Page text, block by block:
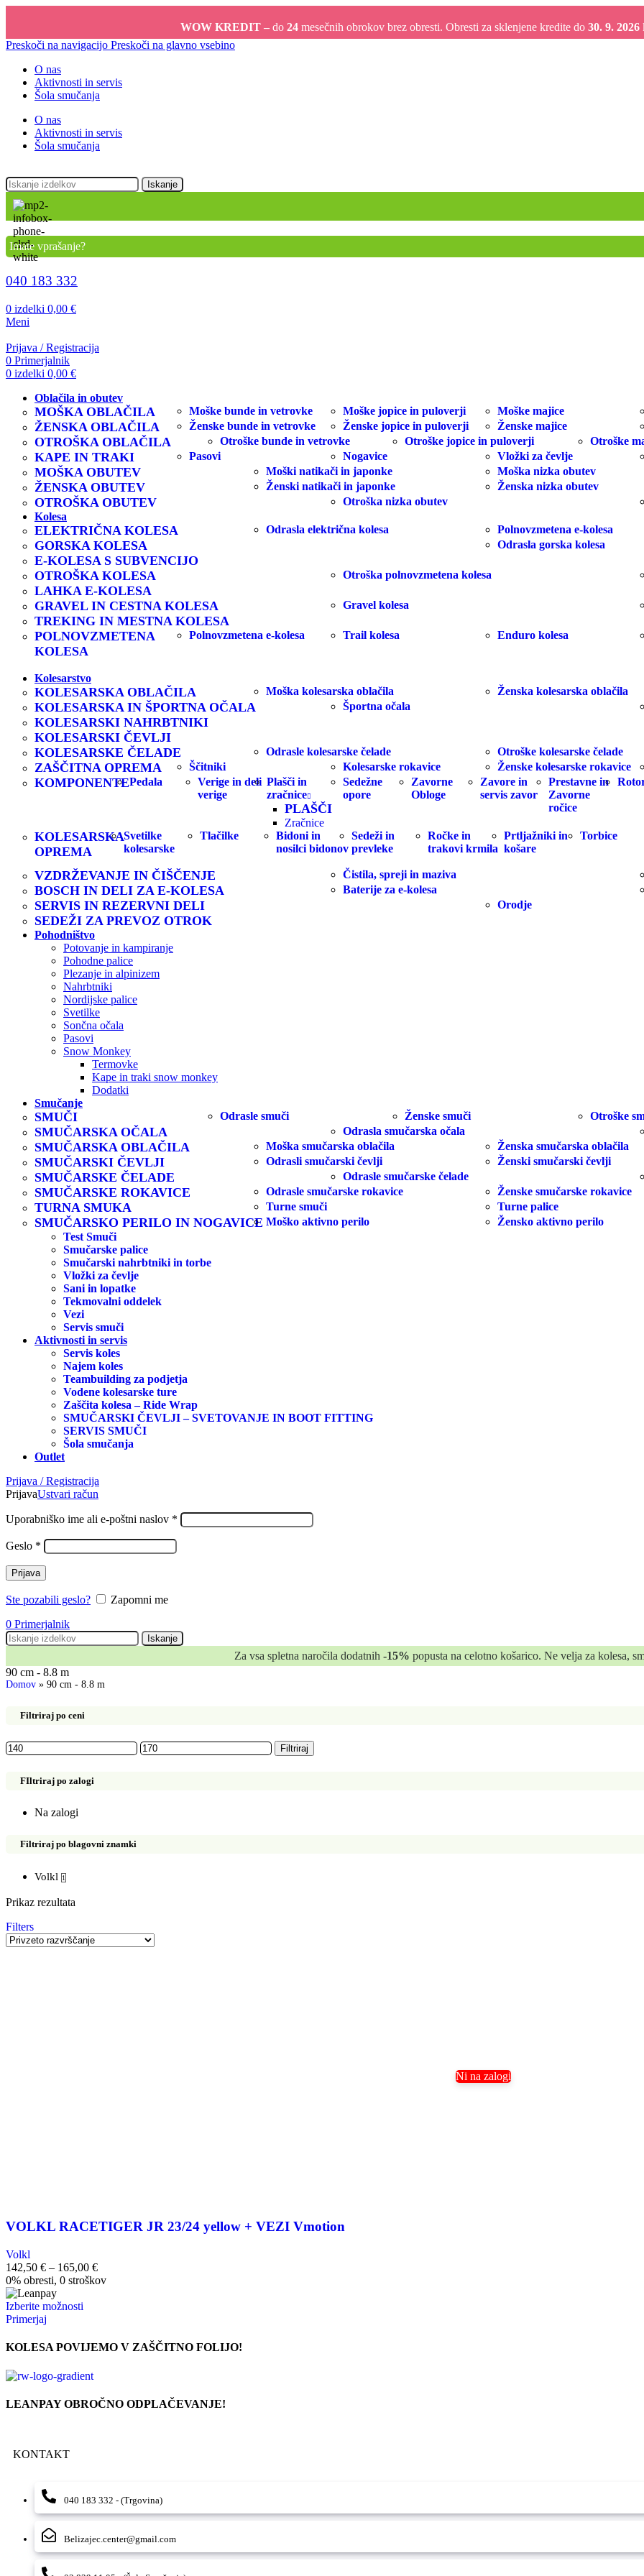
WOW KREDIT – do 24 mesečnih obrokov brez obresti. Obresti za sklenjene kredite do 30. 9. 2026
Preskoči na navigacijo Preskoči na glavno vsebino
O nas
Aktivnosti in servis
Šola smučanja
O nas
Aktivnosti in servis
Šola smučanja
Iskanje
Imate vprašanje?
040 183 332
0 izdelki 0,00 €
Meni
Prijava / Registracija
0 Primerjalnik
0 izdelki 0,00 €
Oblačila in obutev
MOŠKA OBLAČILA Moške bunde in vetrovke Moške jopice in puloverji Moške majice
ŽENSKA OBLAČILA Ženske bunde in vetrovke Ženske jopice in puloverji Ženske majice
OTROŠKA OBLAČILA Otroške bunde in vetrovke Otroške jopice in puloverji Otroške
KAPE IN TRAKI Pasovi Nogavice Vložki za čevlje
MOŠKA OBUTEV Moški natikači in japonke Moška nizka obutev
ŽENSKA OBUTEV Ženski natikači in japonke Ženska nizka obutev
OTROŠKA OBUTEV Otroška nizka obutev
Kolesa
ELEKTRIČNA KOLESA Odrasla električna kolesa Polnovzmetena e-kolesa
GORSKA KOLESA Odrasla gorska kolesa
E-KOLESA S SUBVENCIJO
OTROŠKA KOLESA
Otroška polnovzmetena kolesa
LAHKA E-KOLESA
GRAVEL IN CESTNA KOLESA
Gravel kolesa
TREKING IN MESTNA KOLESA
POLNOVZMETENA
KOLESA
Polnovzmetena e-kolesa Trail kolesa Enduro kolesa
Kolesarstvo
KOLESARSKA OBLAČILA Moška kolesarska oblačila Ženska kolesarska oblačila
KOLESARSKA IN ŠPORTNA OČALA Športna očala
KOLESARSKI NAHRBTNIKI
KOLESARSKI ČEVLJI
KOLESARSKE ČELADE
Odrasle kolesarske čelade Otroške kolesarske čelade
ZAŠČITNA OPREMA Ščitniki Kolesarske rokavice Ženske kolesarske rokavice
KOMPONENTEPedala
Verige in deli
verige
Plašči in
zračnice
PLAŠČI
Zračnice
Sedežne
opore
Zavorne
Obloge
Zavore in
servis zavor
Prestavne in
Zavorne
ročice
KOLESARSKA
OPREMA
Svetilke
kolesarske
Tlačilke
Bidoni in
nosilci bidonov
Sedeži in
prevleke
Ročke in
trakovi krmila
Prtljažniki in
košare
Torbice
VZDRŽEVANJE IN ČIŠČENJE Čistila, spreji in maziva
BOSCH IN DELI ZA E-KOLESA Baterije za e-kolesa
SERVIS IN REZERVNI DELI Orodje
SEDEŽI ZA PREVOZ OTROK
Pohodništvo
Potovanje in kampiranje
Pohodne palice
Plezanje in alpinizem
Nahrbtniki
Nordijske palice
Svetilke
Sončna očala
Pasovi
Snow Monkey
Termovke
Kape in traki snow monkey
Dodatki
Smučanje
SMUČI Odrasle smuči Ženske smuči Otroške
SMUČARSKA OČALA Odrasla smučarska očala
SMUČARSKA OBLAČILA Moška smučarska oblačila Ženska smučarska oblačila
SMUČARSKI ČEVLJI Odrasli smučarski čevlji Ženski smučarski čevlji
SMUČARSKE ČELADE Odrasle smučarske čelade
SMUČARSKE ROKAVICE Odrasle smučarske rokavice Ženske smučarske rokavice
TURNA SMUKA Turne smuči Turne palice
SMUČARSKO PERILO IN NOGAVICE Moško aktivno perilo Žensko aktivno perilo
Test Smuči
Smučarske palice
Smučarski nahrbtniki in torbe
Vložki za čevlje
Sani in lopatke
Tekmovalni oddelek
Vezi
Servis smuči
Aktivnosti in servis
Servis koles
Najem koles
Teambuilding za podjetja
Vodene kolesarske ture
Zaščita kolesa – Ride Wrap
SMUČARSKI ČEVLJI – SVETOVANJE IN BOOT FITTING
SERVIS SMUČI
Šola smučanja
Outlet
Prijava / Registracija
PrijavaUstvari račun
Uporabniško ime ali e-poštni naslov * Zahtevano
Geslo * Zahtevano
Prijava
Ste pozabili geslo?
Zapomni me
0 Primerjalnik
Iskanje
Za vsa spletna naročila dodatnih -15% popusta na celotno košarico. Ne velja za kolesa,
90 cm - 8.8 m
Domov » 90 cm - 8.8 m
Filtriraj po ceni
Min
cena
Max
cena
Filtriraj
FIltriraj po zalogi
Na zalogi
Filtriraj po blagovni znamki
Volkl 1
Prikaz rezultata
Filters
Ni na zalogi
VOLKL RACETIGER JR 23/24 yellow + VEZI Vmotion
Volkl
142,50 € – 165,00 €Cenovni
razpon:
0% obresti, 0 stroškov
Izberite možnosti
več
Možnosti
lahko
izberete
na
Primerjaj
KOLESA POVIJEMO V ZAŠČITNO FOLIJO!
LEANPAY OBROČNO ODPLAČEVANJE!
KONTAKT
040 183 332 - (Trgovina)
Belizajec.center@gmail.com